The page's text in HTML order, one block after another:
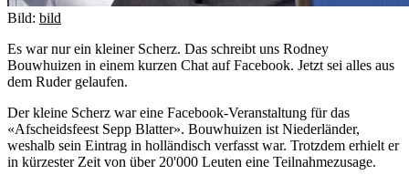
Bild: bild
Es war nur ein kleiner Scherz. Das schreibt uns Rodney
Bouwhuizen in einem kurzen Chat auf Facebook. Jetzt sei alles aus
dem Ruder gelaufen.
Der kleine Scherz war eine Facebook-Veranstaltung für das
«Afscheidsfeest Sepp Blatter». Bouwhuizen ist Niederländer,
weshalb sein Eintrag in holländisch verfasst war. Trotzdem erhielt er
in kürzester Zeit von über 20'000 Leuten eine Teilnahmezusage.